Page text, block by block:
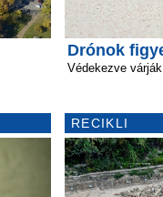
Drónok
Védekezve
RECIKLI